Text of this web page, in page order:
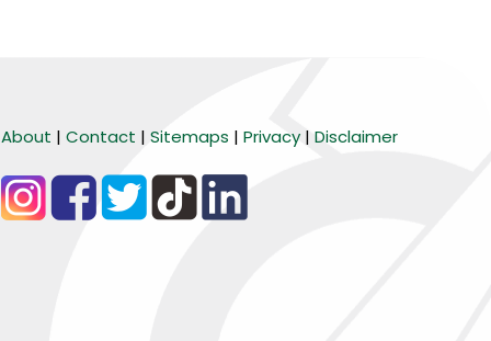
About | Contact | Sitemaps | Privacy| Disclaimer